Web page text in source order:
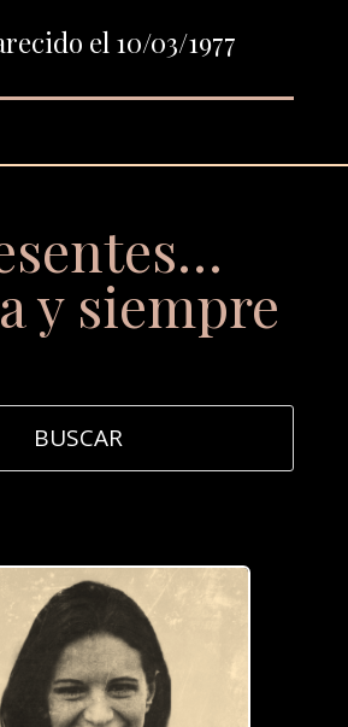
el 10/03/1977
y siempre